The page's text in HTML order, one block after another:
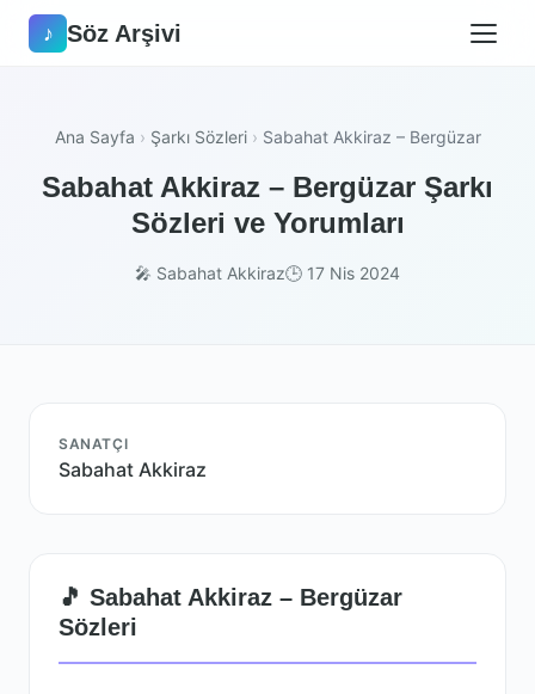
♪ Söz Arşivi
Ana Sayfa › Şarkı Sözleri › Sabahat Akkiraz – Bergüzar
Sabahat Akkiraz – Bergüzar Şarkı
Sözleri ve Yorumları
🎤 Sabahat Akkiraz🕒 17 Nis 2024
SANATÇI
Sabahat Akkiraz
🎵 Sabahat Akkiraz – Bergüzar
Sözleri